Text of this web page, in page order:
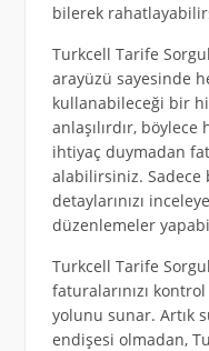
bilerek
Turkcell Tarife
arayüzü sayesinde
kullanabileceği bir
anlaşılırdır,
ihtiyaç duymadan
alabilirsiniz. Sadece
detaylarınızı
düzenlemeler
Turkcell Tarife
faturalarınızı
yolunu sunar. Artık
endişesi olmadan,